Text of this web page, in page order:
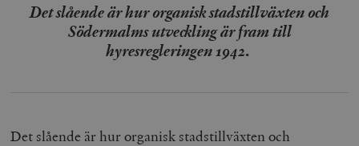
Det slående är hur organisk stadstillväxten och
Södermalms utveckling är fram till
hyresregleringen 1942.
Det slående är hur organisk stadstillväxten och